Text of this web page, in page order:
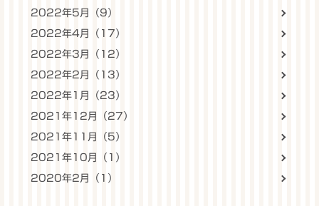
2022年5月（9）
2022年4月（17）
2022年3月（12）
2022年2月（13）
2022年1月（23）
2021年12月（27）
2021年11月（5）
2021年10月（1）
2020年2月（1）